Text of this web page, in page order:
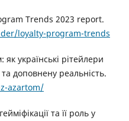
Trends 2023 report.
loyalty-program-trends
як українські рітейлери
доповнену реальність.
azartom/
та її роль у